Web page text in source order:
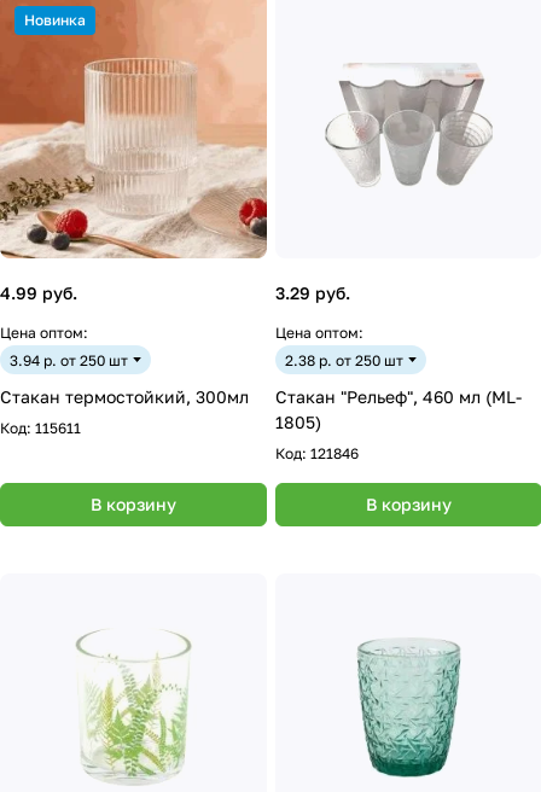
Новинка
4.99 руб.
Цена оптом:
3.94 р. от 250 шт
Стакан термостойкий, 300мл
Код: 115611
В корзину
3.29 руб.
Цена оптом:
2.38 р. от 250 шт
Стакан "Рельеф", 460 мл (ML-
1805)
Код: 121846
В корзину